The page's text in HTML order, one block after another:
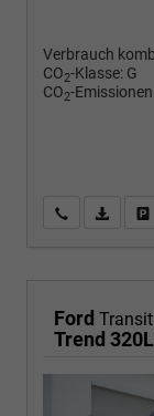
Verbrauch
CO2-Klasse: G
CO2-
Wir rufen Sie an
PDF-
Ford
Trend